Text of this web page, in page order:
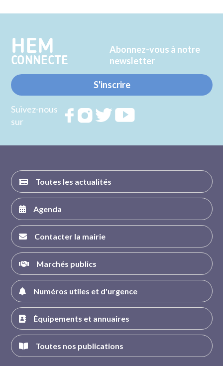
Twitter
Facebook
HEM
CONNECTE
Abonnez-vous à notre
newsletter
S'inscrire
Suivez-nous
sur
RejoignezRejoignezRejoignez
Toutes les actualités
Agenda
Contacter la mairie
Marchés publics
Numéros utiles et d'urgence
Équipements et annuaires
Toutes nos publications